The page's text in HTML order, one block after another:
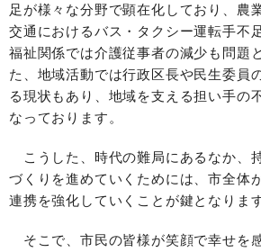
足が様々な分野で顕在化しており、農
交通におけるバス・タクシー運転手不
福祉関係では介護従事者の減少も問題
た、地域活動では行政区長や民生委員
る現状もあり、地域を支える担い手の
なっております。
こうした、時代の難局にあるなか、
づくりを進めていくためには、市全体
連携を強化していくことが鍵となります
そこで、市民の皆様が笑顔で幸せを